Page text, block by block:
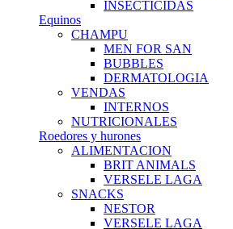
INSECTICIDAS
Equinos
CHAMPU
MEN FOR SAN
BUBBLES
DERMATOLOGIA
VENDAS
INTERNOS
NUTRICIONALES
Roedores y hurones
ALIMENTACION
BRIT ANIMALS
VERSELE LAGA
SNACKS
NESTOR
VERSELE LAGA